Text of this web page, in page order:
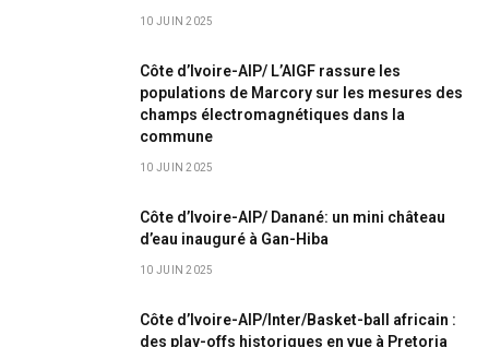
10 JUIN 2025
Côte d’Ivoire-AIP/ L’AIGF rassure les
populations de Marcory sur les mesures des
champs électromagnétiques dans la
commune
10 JUIN 2025
Côte d’Ivoire-AIP/ Danané: un mini château
d’eau inauguré à Gan-Hiba
10 JUIN 2025
Côte d’Ivoire-AIP/Inter/Basket-ball africain :
des play-offs historiques en vue à Pretoria